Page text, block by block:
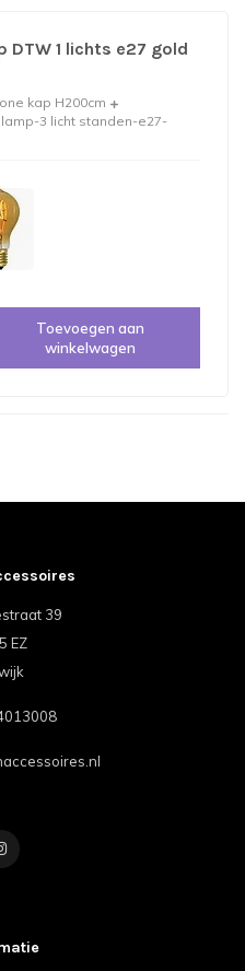
DTW 1 lichts e27 gold
kap H200cm
3 licht standen-e27-
Toevoegen aan
winkelwagen
39
EZ